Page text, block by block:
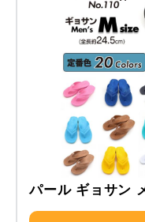
パール ギョサン